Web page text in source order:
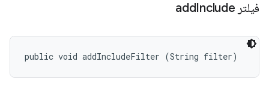
فیلتر add Include
public void addIncludeFilter (String filter)